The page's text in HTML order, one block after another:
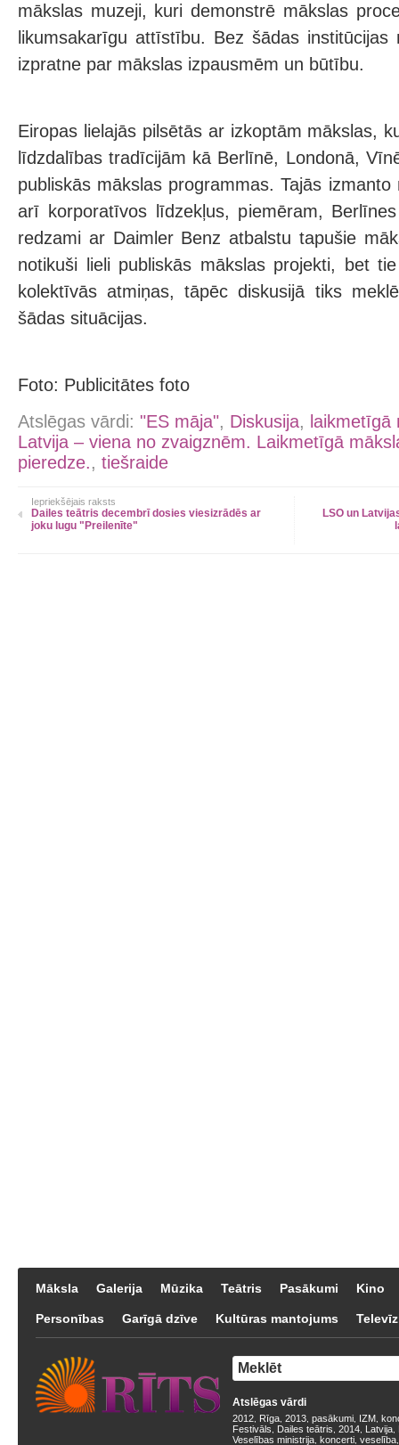
mākslas muzeji, kuri demonstrē mākslas
likumsakarīgu attīstību. Bez šādas institūcijas
izpratne par mākslas izpausmēm un būtību.
Eiropas lielajās pilsētās ar izkoptām mākslas,
līdzdalības tradīcijām kā Berlīnē, Londonā,
publiskās mākslas programmas. Tajās
arī korporatīvos līdzekļus, piemēram,
redzami ar Daimler Benz atbalstu tapušie
notikuši lieli publiskās mākslas projekti, bet
kolektīvās atmiņas, tāpēc diskusijā tiks
šādas situācijas.
Foto: Publicitātes foto
Atslēgas vārdi: "ES māja", Diskusija, laikmetīgā
Latvija – viena no zvaigznēm. Laikmetīgā
pieredze., tiešraide
Iepriekšējais raksts
Dailes teātris decembrī dosies viesizrādēs ar
joku lugu "Preilenīte"
LSO un
Māksla Galerija Mūzika Teātris Pasākumi Kino
Personības Garīgā dzīve Kultūras mantojums
Atslēgas vārdi
2012 Rīga 2013 pasākumi IZM
Festivāls
Dailes teātris 2014 Latvija
Veselības ministrija koncerti veselība